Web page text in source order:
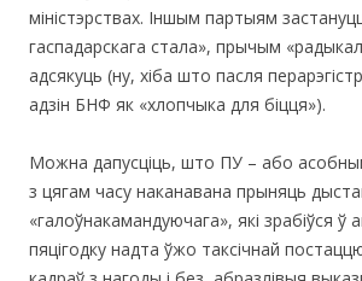
міністэрствах. Іншым партыям
гаспадарскага стала», прычым
адсякуць (ну, хіба што пасля
адзін БНФ як «хлопчыка для біцця»).
Можна дапусціць, што ПУ – або
з цягам часу наканавана прыняць
«галоўнакамандуючага», які зрабіўся
пяцігодку надта ўжо таксічнай